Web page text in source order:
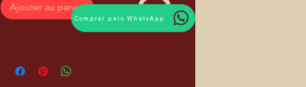
Ajouter au panier
Comprar pelo WhatsApp